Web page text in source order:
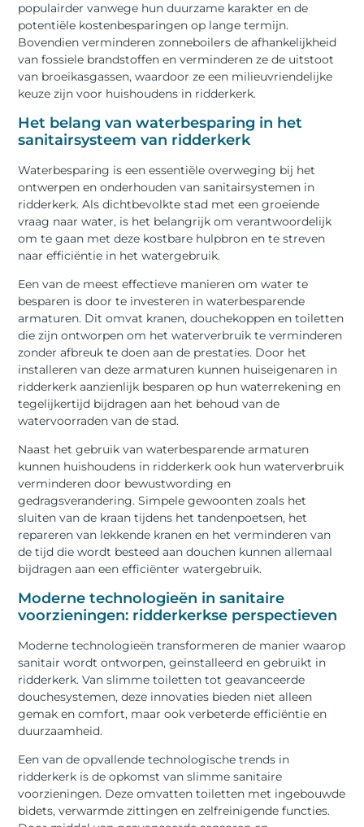
populairder vanwege hun duurzame karakter en de
potentiële kostenbesparingen op lange termijn.
Bovendien verminderen zonneboilers de afhankelijkheid
van fossiele brandstoffen en verminderen ze de uitstoot
van broeikasgassen, waardoor ze een milieuvriendelijke
keuze zijn voor huishoudens in ridderkerk.
Het belang van waterbesparing in het
sanitairsysteem van ridderkerk
Waterbesparing is een essentiële overweging bij het
ontwerpen en onderhouden van sanitairsystemen in
ridderkerk. Als dichtbevolkte stad met een groeiende
vraag naar water, is het belangrijk om verantwoordelijk
om te gaan met deze kostbare hulpbron en te streven
naar efficiëntie in het watergebruik.
Een van de meest effectieve manieren om water te
besparen is door te investeren in waterbesparende
armaturen. Dit omvat kranen, douchekoppen en toiletten
die zijn ontworpen om het waterverbruik te verminderen
zonder afbreuk te doen aan de prestaties. Door het
installeren van deze armaturen kunnen huiseigenaren in
ridderkerk aanzienlijk besparen op hun waterrekening en
tegelijkertijd bijdragen aan het behoud van de
watervoorraden van de stad.
Naast het gebruik van waterbesparende armaturen
kunnen huishoudens in ridderkerk ook hun waterverbruik
verminderen door bewustwording en
gedragsverandering. Simpele gewoonten zoals het
sluiten van de kraan tijdens het tandenpoetsen, het
repareren van lekkende kranen en het verminderen van
de tijd die wordt besteed aan douchen kunnen allemaal
bijdragen aan een efficiënter watergebruik.
Moderne technologieën in sanitaire
voorzieningen: ridderkerkse perspectieven
Moderne technologieën transformeren de manier waarop
sanitair wordt ontworpen, geïnstalleerd en gebruikt in
ridderkerk. Van slimme toiletten tot geavanceerde
douchesystemen, deze innovaties bieden niet alleen
gemak en comfort, maar ook verbeterde efficiëntie en
duurzaamheid.
Een van de opvallende technologische trends in
ridderkerk is de opkomst van slimme sanitaire
voorzieningen. Deze omvatten toiletten met ingebouwde
bidets, verwarmde zittingen en zelfreinigende functies.